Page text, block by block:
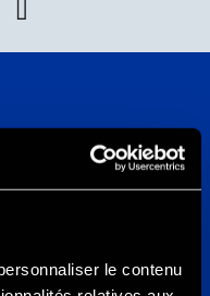
le contenu